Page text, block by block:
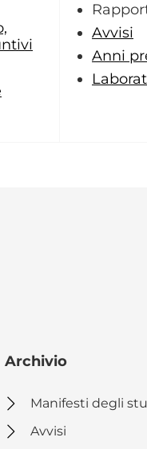
Avvisi
Anni
Archivio
Manifesti degli
Avvisi